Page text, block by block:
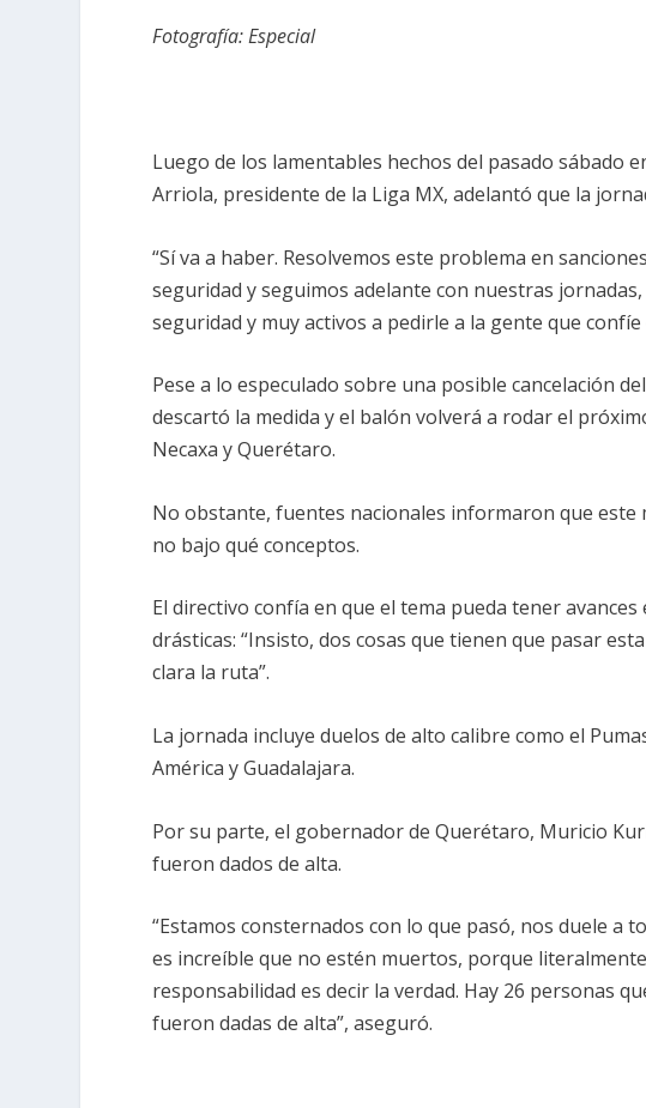
Fotografía: Especial
Luego de los lamentables hechos del pasado sábado
Arriola, presidente de la Liga MX, adelantó que la
“Sí va a haber. Resolvemos este problema en
seguridad y seguimos adelante con nuestras
seguridad y muy activos a pedirle a la gente que
Pese a lo especulado sobre una posible cancelación
descartó la medida y el balón volverá a rodar el
Necaxa y Querétaro.
No obstante, fuentes nacionales informaron que este
no bajo qué conceptos.
El directivo confía en que el tema pueda tener
drásticas: “Insisto, dos cosas que tienen que pasar
clara la ruta”.
La jornada incluye duelos de alto calibre como el
América y Guadalajara.
Por su parte, el gobernador de Querétaro, Muricio
fueron dados de alta.
“Estamos consternados con lo que pasó, nos duele a
es increíble que no estén muertos, porque
responsabilidad es decir la verdad. Hay 26 personas
fueron dadas de alta”, aseguró.